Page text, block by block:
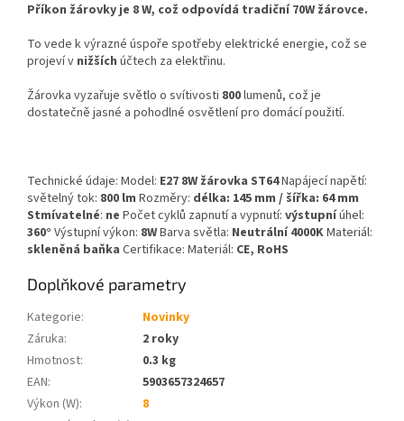
Příkon žárovky je 8 W, což odpovídá tradiční 70W žárovce.
To vede k výrazné úspoře spotřeby elektrické energie, což se
projeví v nižších účtech za elektřinu.
Žárovka vyzařuje světlo o svítivosti 800lumenů, což je
dostatečně jasné a pohodlné osvětlení pro domácí použití.
Technické údaje: Model: E27 8W žárovka ST64Napájecí napětí:
světelný tok: 800 lm Rozměry: délka: 145 mm / šířka: 64 mm
Stmívatelné: ne Počet cyklů zapnutí a vypnutí: výstupníúhel:
360° Výstupní výkon: 8WBarva světla: Neutrální 4000KMateriál:
skleněná baňka Certifikace: Materiál: CE, RoHS
Doplňkové parametry
Kategorie:
Novinky
Záruka:
2 roky
Hmotnost:
0.3 kg
EAN:
5903657324657
Výkon (W):
8